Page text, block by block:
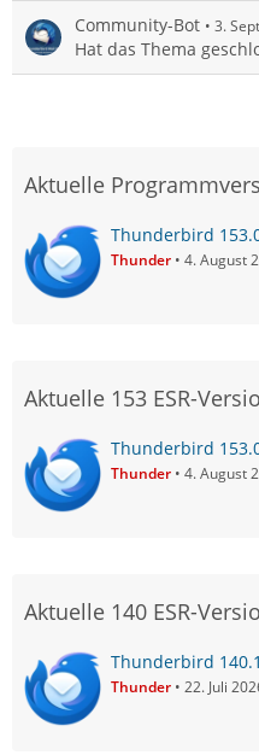
Community-Bot 3.
Hat das Thema
Aktuelle
Thunderbird
Thunder 4. August
Aktuelle 153 ESR-
Thunderbird
Thunder 4. August
Aktuelle 140 ESR-
Thunderbird
Thunder 22. Juli